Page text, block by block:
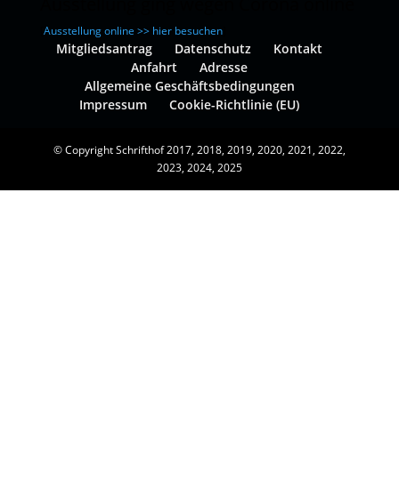
Ausstellung online >> hier besuchen]
Mitgliedsantrag Datenschutz
Kontakt
Anfahrt
Adresse
Allgemeine Geschäftsbedingungen
Impressum
Cookie-Richtlinie (EU)
© Copyright Schrifthof 2017, 2018, 2019, 2020, 2021, 2022,
2023, 2024, 2025